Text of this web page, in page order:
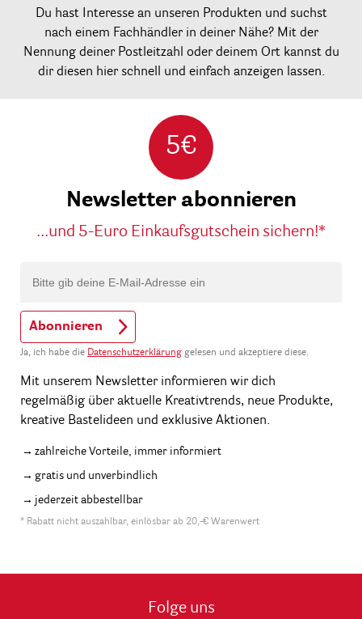
Du hast Interesse an unseren Produkten und suchst
nach einem Fachhändler in deiner Nähe? Mit der
Nennung deiner Postleitzahl oder deinem Ort kannst du
dir diesen hier schnell und einfach anzeigen lassen.
5€
Newsletter abonnieren
...und 5-Euro Einkaufsgutschein sichern!*
Abonnieren
Ja, ich habe die Datenschutzerklärung gelesen und akzeptiere diese.
Mit unserem Newsletter informieren wir dich
regelmäßig über aktuelle Kreativtrends, neue Produkte,
kreative Bastelideen und exklusive Aktionen.
zahlreiche Vorteile, immer informiert
gratis und unverbindlich
jederzeit abbestellbar
* Rabatt nicht auszahlbar, einlösbar ab 20,-€ Warenwert
Folge uns